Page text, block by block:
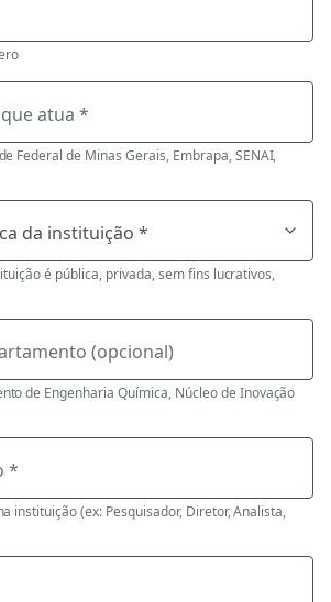
atua *
Federal de Minas Gerais, Embrapa, SENAI,
é pública, privada, sem fins lucrativos,
(opcional)
de Engenharia Química, Núcleo de Inovação
*
instituição (ex: Pesquisador, Diretor, Analista,